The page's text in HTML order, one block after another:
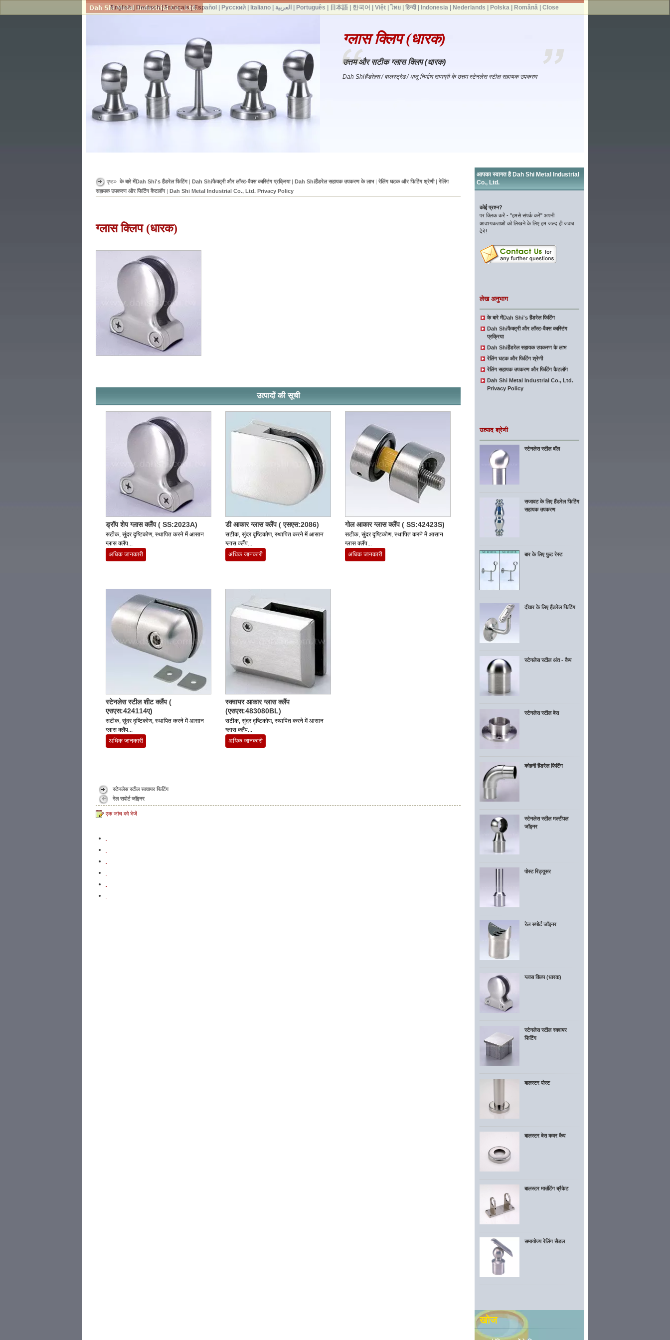
ग्लास क्लिप (धारक)
उत्तम और सटीक ग्लास क्लिप (धारक)
Dah Shiहैंडरेल्स / बालस्ट्रेड / धातु निर्माण सामग्री के उत्तम स्टेनलेस स्टील सहायक उपकरण
पृष्ठ» के बारे मेंDah Shi's हैंडरेल फिटिंग| Dah Shiफैक्ट्री और लॉस्ट-वैक्स कास्टिंग प्रक्रिया| Dah Shiहैंडरेल सहायक उपकरण के लाभ| रेलिंग घटक और फिटिंग श्रेणी| रेलिंग
सहायक उपकरण और फिटिंग कैटलॉग| Dah Shi Metal Industrial Co., Ltd. Privacy Policy
ग्लास क्लिप (धारक)
उत्पादों की सूची
ड्रॉप शेप ग्लास क्लैंप ( SS:2023A)
सटीक, सुंदर दृष्टिकोण, स्थापित करने में आसान
ग्लास क्लैंप...
अधिक जानकारी
डी आकार ग्लास क्लैंप ( एसएस:2086)
सटीक, सुंदर दृष्टिकोण, स्थापित करने में आसान
ग्लास क्लैंप...
अधिक जानकारी
गोल आकार ग्लास क्लैंप ( SS:42423S)
सटीक, सुंदर दृष्टिकोण, स्थापित करने में आसान
ग्लास क्लैंप...
अधिक जानकारी
स्टेनलेस स्टील शीट क्लैंप (
एसएस:424114ए)
सटीक, सुंदर दृष्टिकोण, स्थापित करने में आसान
ग्लास क्लैंप...
अधिक जानकारी
स्क्वायर आकार ग्लास क्लैंप
(एसएस:483080BL)
सटीक, सुंदर दृष्टिकोण, स्थापित करने में आसान
ग्लास क्लैंप...
अधिक जानकारी
स्टेनलेस स्टील स्क्वायर फिटिंग
रेल सपोर्ट जॉइनर
एक जांच को भेजें
आपका स्वागत है Dah Shi Metal Industrial
Co., Ltd.
कोई प्रश्न?
पर क्लिक करें - "हमसे संपर्क करें" अपनी
आवश्यकताओं को लिखने के लिए हम जल्द ही जवाब
देंगे!
लेख अनुभाग
के बारे मेंDah Shi's हैंडरेल फिटिंग
Dah Shiफैक्ट्री और लॉस्ट-वैक्स कास्टिंग
प्रक्रिया
Dah Shiहैंडरेल सहायक उपकरण के लाभ
रेलिंग घटक और फिटिंग श्रेणी
रेलिंग सहायक उपकरण और फिटिंग कैटलॉग
Dah Shi Metal Industrial Co., Ltd.
Privacy Policy
उत्पाद श्रेणी
स्टेनलेस स्टील बॉल
सजावट के लिए हैंडरेल फिटिंग
सहायक उपकरण
बार के लिए फुट रेस्ट
दीवार के लिए हैंडरेल फिटिंग
स्टेनलेस स्टील अंत - कैप
स्टेनलेस स्टील बेस
कोहनी हैंडरेल फिटिंग
स्टेनलेस स्टील मल्टीपल
जॉइनर
पोस्ट रिड्यूसर
रेल सपोर्ट जॉइनर
ग्लास क्लिप (धारक)
स्टेनलेस स्टील स्क्वायर
फिटिंग
बालस्टर पोस्ट
बालस्टर बेस कवर कैप
बालस्टर माउंटिंग ब्रैकेट
समायोज्य रेलिंग सैडल
खोज
English| Deutsch|Français|Español Русский| Italiano| العربية Português 日本語| 한국어 Việt| ไทย| हिन्दी| Indonesia| Nederlands Polska| Română| Close